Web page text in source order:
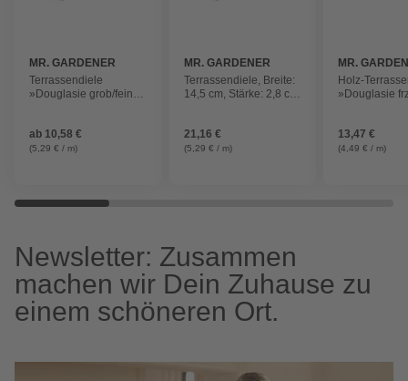
MR. GARDENER
Terrassendiele
»Douglasie grob/fein«,
ab 10,58 €
(5,29 € / m)
MR. GARDENER
Terrassendiele, Breite:
14,5 cm, Stärke: 2,8 cm,
21,16 €
(5,29 € / m)
MR.
Holz-
»Douglasie
13,47 €
(4,49 € / m)
Newsletter: Zusammen
machen wir Dein Zuhause zu
einem schöneren Ort.